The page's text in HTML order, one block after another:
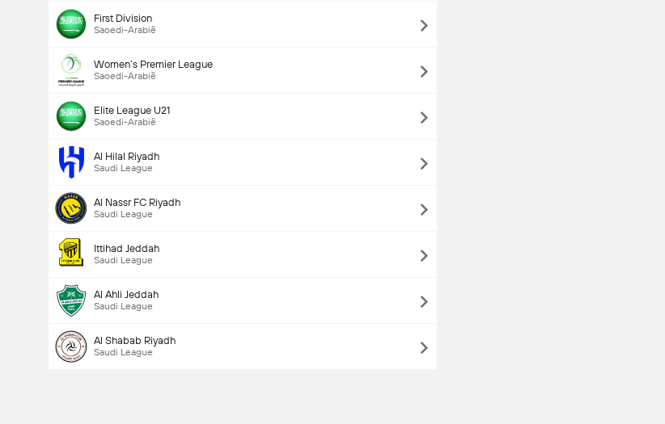
First Division
Saoedi-Arabië
Women’s Premier League
Saoedi-Arabië
Elite League U21
Saoedi-Arabië
Al Hilal Riyadh
Saudi League
Al Nassr FC Riyadh
Saudi League
Ittihad Jeddah
Saudi League
Al Ahli Jeddah
Saudi League
Al Shabab Riyadh
Saudi League